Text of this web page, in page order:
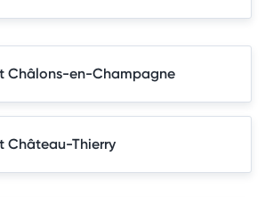
Châlons-en-Champagne
Château-Thierry